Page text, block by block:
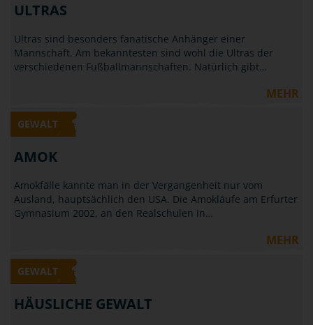
ULTRAS
Ultras sind besonders fanatische Anhänger einer
Mannschaft. Am bekanntesten sind wohl die Ultras der
verschiedenen Fußballmannschaften. Natürlich gibt…
MEHR
GEWALT
AMOK
Amokfälle kannte man in der Vergangenheit nur vom
Ausland, hauptsächlich den USA. Die Amokläufe am Erfurter
Gymnasium 2002, an den Realschulen in…
MEHR
GEWALT
HÄUSLICHE GEWALT